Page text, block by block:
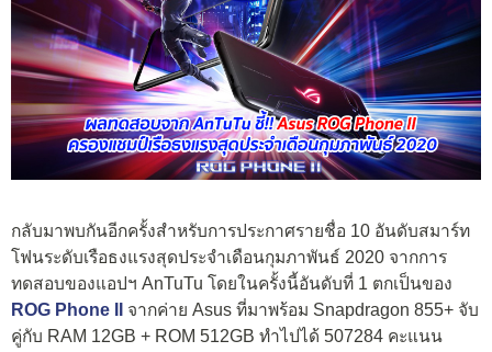
กลับมาพบกันอีกครั้งสำหรับการประกาศรายชื่อ 10 อันดับสมาร์ท
โฟนระดับเรือธงแรงสุดประจำเดือนกุมภาพันธ์ 2020 จากการ
ทดสอบของแอปฯ AnTuTu โดยในครั้งนี้อันดับที่ 1 ตกเป็นของ
ROG Phone II
จากค่าย Asus ที่มาพร้อม Snapdragon 855+ จับ
คู่กับ RAM 12GB + ROM 512GB ทำไปได้ 507284 คะแนน